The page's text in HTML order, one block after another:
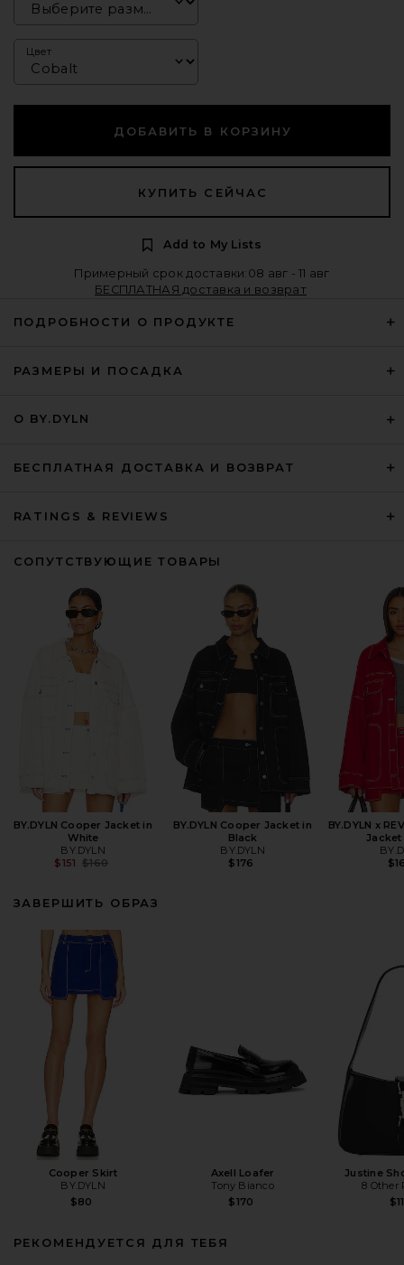
Цвет
ДОБАВИТЬ В КОРЗИНУ
КУПИТЬ СЕЙЧАС
Add to My Lists
Примерный срок доставки:08 авг - 11 авг
БЕСПЛАТНАЯ доставка и возврат
ПОДРОБНОСТИ О ПРОДУКТЕ
РАЗМЕРЫ И ПОСАДКА
О BY.DYLN
БЕСПЛАТНАЯ ДОСТАВКА И ВОЗВРАТ
RATINGS & REVIEWS
СОПУТСТВУЮЩИЕ ТОВАРЫ
BY.DYLN Cooper Jacket in
White
BY.DYLN
$151
Previous price:
$160
BY.DYLN Cooper Jacket in
Black
BY.DYLN
$176
BY.DYLN x
Jacket
ЗАВЕРШИТЬ ОБРАЗ
Cooper Skirt
BY.DYLN
$80
Axell Loafer
Tony Bianco
$170
Justine
8 Other
РЕКОМЕНДУЕТСЯ ДЛЯ ТЕБЯ